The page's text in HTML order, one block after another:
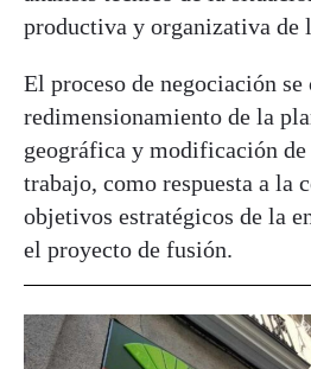
productiva y organizativa de
El proceso de negociación se
redimensionamiento de la
geográfica y modificación
trabajo, como respuesta a la
objetivos estratégicos de la
el proyecto de fusión.